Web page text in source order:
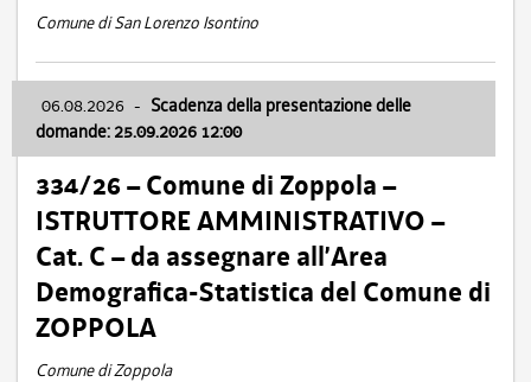
Comune di San Lorenzo Isontino
06.08.2026 - Scadenza della presentazione delle
domande: 25.09.2026 12:00
334/26 – Comune di Zoppola –
ISTRUTTORE AMMINISTRATIVO –
Cat. C – da assegnare all’Area
Demografica-Statistica del Comune di
ZOPPOLA
Comune di Zoppola